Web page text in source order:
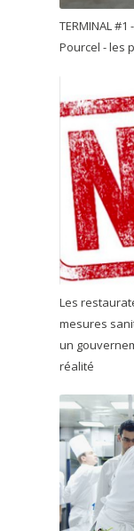
TERMINAL
Pourcel - les
Les
mesures
un
réalité